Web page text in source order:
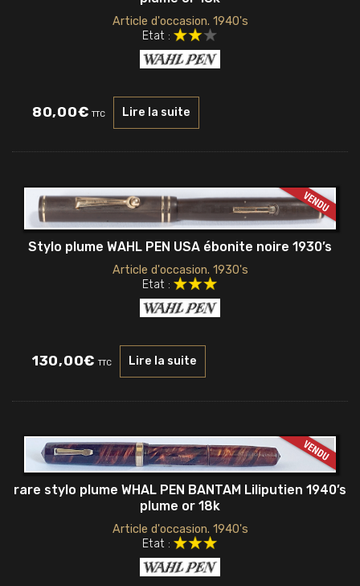
Article d'occasion. 1940's
Etat :
80,00€ TTC Lire la suite
Stylo plume WAHL PEN USA ébonite noire 1930’s
Article d'occasion. 1930's
Etat :
130,00€ TTC Lire la suite
rare stylo plume WHAL PEN BANTAM Liliputien 1940’s
plume or 18k
Article d'occasion. 1940's
Etat :